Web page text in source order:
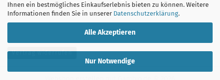
Ihnen ein bestmögliches Einkaufserlebnis bieten zu können. Weitere
Informationen finden Sie in unserer Datenschutzerklärung.
Alle Akzeptieren
Nur Notwendige
Vertrag widerrufen